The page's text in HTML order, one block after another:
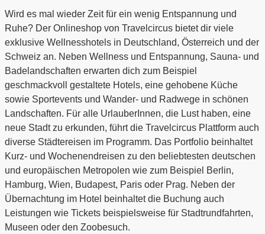
Wird es mal wieder Zeit für ein wenig Entspannung und
Ruhe? Der Onlineshop von Travelcircus bietet dir viele
exklusive Wellnesshotels in Deutschland, Österreich und der
Schweiz an. Neben Wellness und Entspannung, Sauna- und
Badelandschaften erwarten dich zum Beispiel
geschmackvoll gestaltete Hotels, eine gehobene Küche
sowie Sportevents und Wander- und Radwege in schönen
Landschaften. Für alle UrlauberInnen, die Lust haben, eine
neue Stadt zu erkunden, führt die Travelcircus Plattform auch
diverse Städtereisen im Programm. Das Portfolio beinhaltet
Kurz- und Wochenendreisen zu den beliebtesten deutschen
und europäischen Metropolen wie zum Beispiel Berlin,
Hamburg, Wien, Budapest, Paris oder Prag. Neben der
Übernachtung im Hotel beinhaltet die Buchung auch
Leistungen wie Tickets beispielsweise für Stadtrundfahrten,
Museen oder den Zoobesuch.